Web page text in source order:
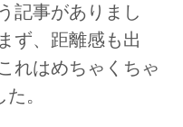
記事がありまし
ず、距離感も出
れはめちゃくちゃ
。